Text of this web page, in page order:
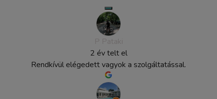
2 év telt el
Rendkívül elégedett vagyok a szolgáltatással.